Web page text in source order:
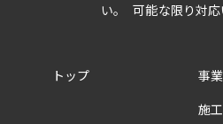
い。 可能な限り対応
トップ 事
施